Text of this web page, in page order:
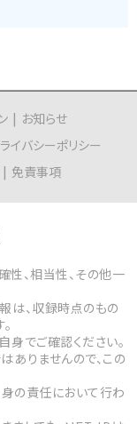
お知らせ
イバシーポリシー
免責事項
性、相当性、その他一
は、収録時点のもの
でご確認ください。
ありませんので、この
の責任において行わ